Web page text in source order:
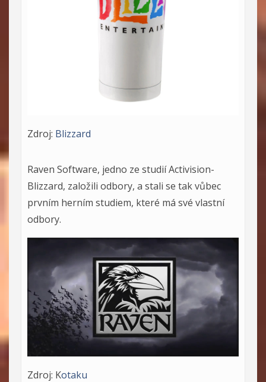
Zdroj: Blizzard
Raven Software, jedno ze studií Activision-
Blizzard, založili odbory, a stali se tak vůbec
prvním herním studiem, které má své vlastní
odbory.
Zdroj: Kotaku